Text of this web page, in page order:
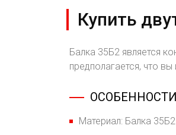
Купить
Балка 35Б2 является
предполагается, что
Материал: Балка